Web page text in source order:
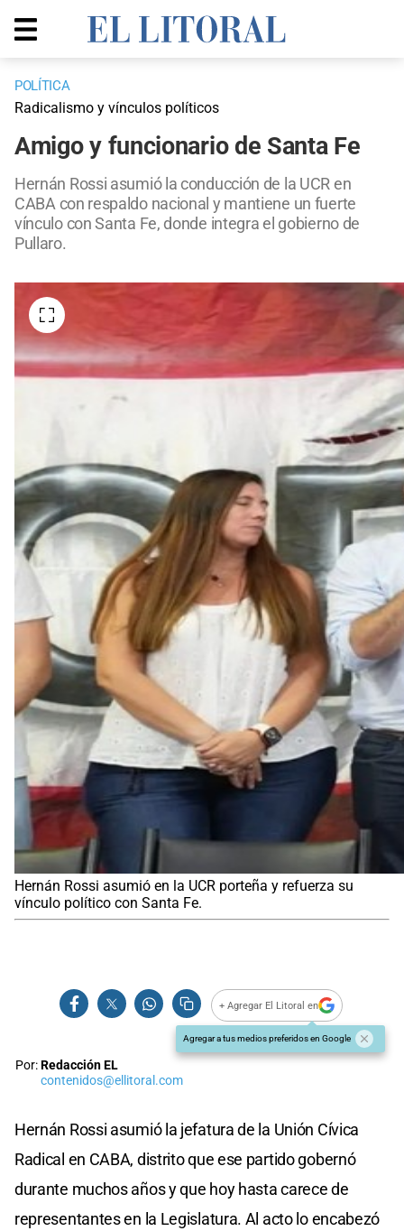
POLÍTICA
Radicalismo y vínculos políticos
Amigo y funcionario de Santa Fe
Hernán Rossi asumió la conducción de la UCR en
CABA con respaldo nacional y mantiene un fuerte
vínculo con Santa Fe, donde integra el gobierno de
Pullaro.
Hernán Rossi asumió en la UCR porteña y refuerza su
vínculo político con Santa Fe.
+ Agregar El Litoral en
Agregar a tus medios preferidos en Google
Por:Redacción EL
contenidos@ellitoral.com
Hernán Rossi asumió la jefatura de la Unión Cívica
Radical en CABA, distrito que ese partido gobernó
durante muchos años y que hoy hasta carece de
representantes en la Legislatura. Al acto lo encabezó